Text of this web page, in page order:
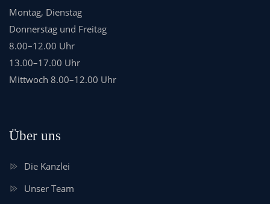
Montag, Dienstag
Donnerstag und Freitag
8.00–12.00 Uhr
13.00–17.00 Uhr
Mittwoch 8.00–12.00 Uhr
Über uns
Die Kanzlei
Unser Team